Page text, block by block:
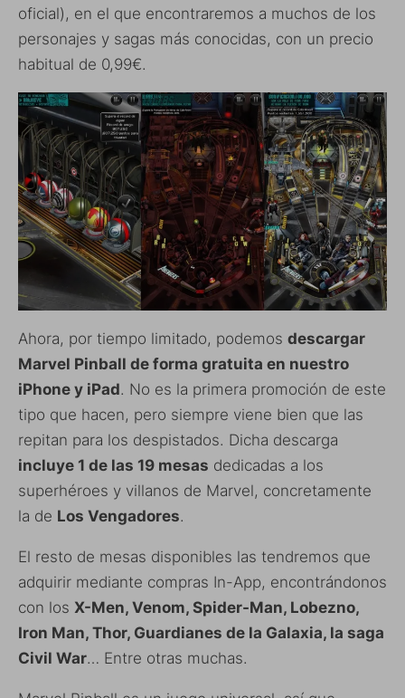
oficial), en el que encontraremos a muchos de los
personajes y sagas más conocidas, con un precio
habitual de 0,99€.
Ahora, por tiempo limitado, podemos descargar
Marvel Pinball de forma gratuita en nuestro
iPhone y iPad. No es la primera promoción de este
tipo que hacen, pero siempre viene bien que las
repitan para los despistados. Dicha descarga
incluye 1 de las 19 mesas dedicadas a los
superhéroes y villanos de Marvel, concretamente
la de Los Vengadores.
El resto de mesas disponibles las tendremos que
adquirir mediante compras In-App, encontrándonos
con los X-Men, Venom, Spider-Man, Lobezno,
Iron Man, Thor, Guardianes de la Galaxia, la saga
Civil War… Entre otras muchas.